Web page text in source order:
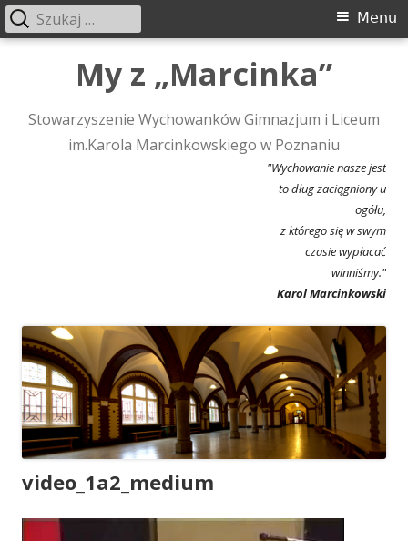
My z „Marcinka”
Stowarzyszenie Wychowanków Gimnazjum i Liceum
im.Karola Marcinkowskiego w Poznaniu
"Wychowanie nasze jest
to dług zaciągniony u
ogółu,
z którego się w swym
czasie wypłacać
winniśmy."
Karol Marcinkowski
Menu
główne
Menu
Szukaj:
video_1a2_medium
Odtwarzacz